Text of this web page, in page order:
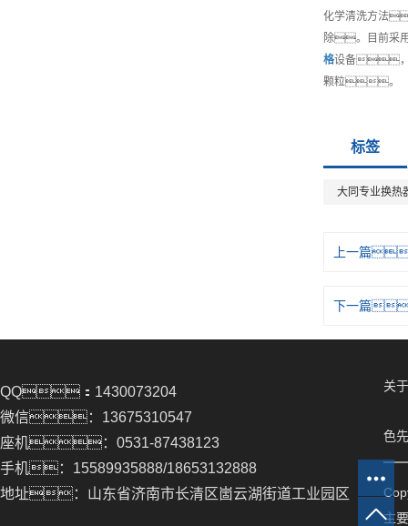
化学清洗方法
除。目前采
格设备，
颗粒。
标签
大同专业换热
上一篇
下一篇
QQ：1430073204
微信：13675310547
座机：0531-87438123
手机：15589935888/18653132888
地址：山东省济南市长清区崮云湖街道工业园区
关
色
主